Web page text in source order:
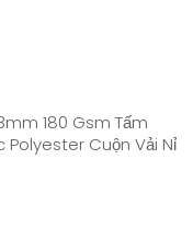
180 Gsm Tấm
Polyester Cuộn Vải Nỉ